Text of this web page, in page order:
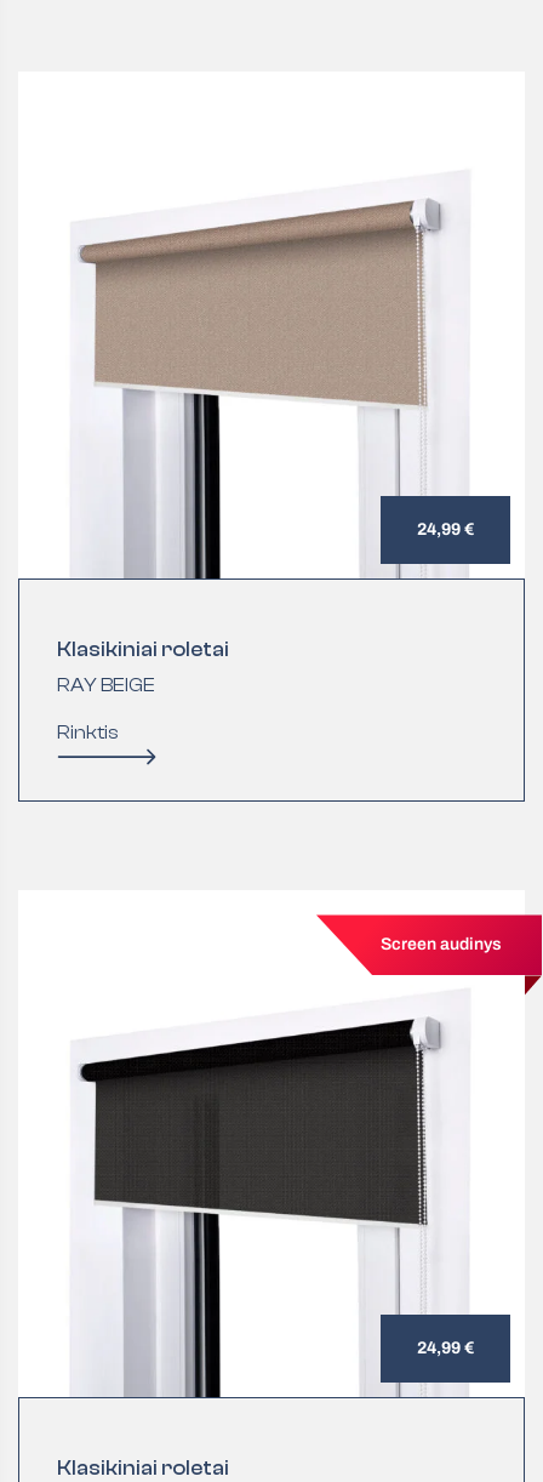
24,99 €
Klasikiniai roletai
RAY BEIGE
Rinktis
Screen audinys
24,99 €
Klasikiniai roletai